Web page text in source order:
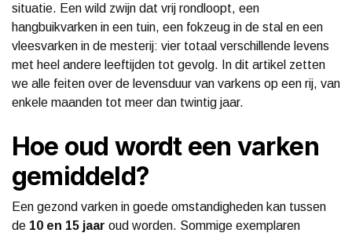
situatie. Een wild zwijn dat vrij rondloopt, een
hangbuikvarken in een tuin, een fokzeug in de stal en een
vleesvarken in de mesterij: vier totaal verschillende levens
met heel andere leeftijden tot gevolg. In dit artikel zetten
we alle feiten over de levensduur van varkens op een rij, van
enkele maanden tot meer dan twintig jaar.
Hoe oud wordt een varken
gemiddeld?
Een gezond varken in goede omstandigheden kan tussen
de 10 en 15 jaar oud worden. Sommige exemplaren